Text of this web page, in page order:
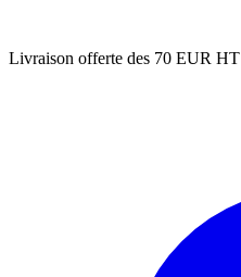
Livraison offerte des 70 EUR HT